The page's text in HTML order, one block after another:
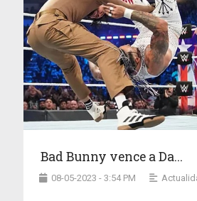
Bad Bunny vence a Da...
08-05-2023 - 3:54 PM